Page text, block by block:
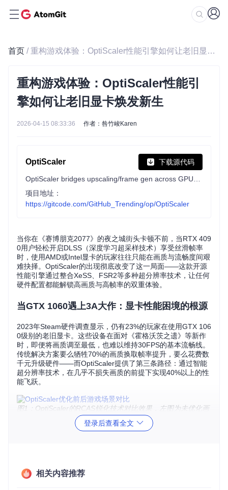
首页 / 重构游戏体验：OptiScaler性能引擎如何让老旧显卡焕发新生
重构游戏体验：OptiScaler性能引
擎如何让老旧显卡焕发新生
2026-04-15 08:33:36 作者：咎竹峻Karen
OptiScaler 下载源代码
项目地址：
https://gitcode.com/GitHub_Trending/op/OptiScaler
当你在《赛博朋克2077》的夜之城街头卡顿不前，当RTX 409
0用户轻松开启DLSS（深度学习超采样技术）享受丝滑帧率
时，使用AMD或Intel显卡的玩家往往只能在画质与流畅度间艰
难抉择。OptiScaler的出现彻底改变了这一局面——这款开源
性能引擎通过整合XeSS、FSR2等多种超分辨率技术，让任何
硬件配置都能解锁高画质与高帧率的双重体验。
当GTX 1060遇上3A大作：显卡性能困境的根源
2023年Steam硬件调查显示，仍有23%的玩家在使用GTX 106
0级别的老旧显卡。这些设备在面对《霍格沃茨之遗》等新作
时，即便将画质调至最低，也难以维持30FPS的基本流畅线。
传统解决方案要么牺牲70%的画质换取帧率提升，要么花费数
千元升级硬件——而OptiScaler提供了第三条路径：通过智能
超分辨率技术，在几乎不损失画质的前提下实现40%以上的性
能飞跃。
图1：OptiScaler的RCAS锐化技术对比效果，左图为未优化画
面，右图为启用后效果，注意灯光细节和纹理清晰度的提升
像素重建的艺术：从"猜"到"算"的进化
登录后查看全文
相关内容推荐